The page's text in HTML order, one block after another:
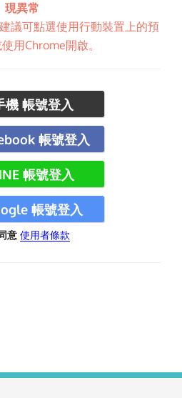
現異常
議可點選使用行動裝置上的預
用Chrome開啟。
機 帳號登入
帳號登入
帳號登入
帳號登入
意 使用者條款